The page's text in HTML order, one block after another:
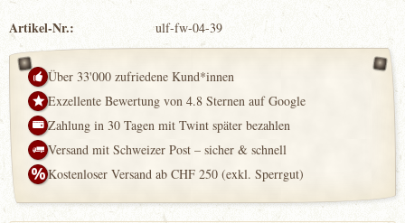
Artikel-Nr.: ulf-fw-04-39
Über 33'000 zufriedene Kund*innen
Exzellente Bewertung von 4.8 Sternen auf Google
Zahlung in 30 Tagen mit Twint später bezahlen
Versand mit Schweizer Post – sicher & schnell
Kostenloser Versand ab CHF 250 (exkl. Sperrgut)